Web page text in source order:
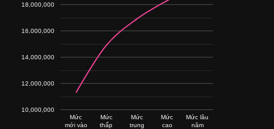
Mức
mới vào
Mức
thấp
Mức
trung
Mức
cao
Mức lâu
năm
10,000,000
12,000,000
14,000,000
16,000,000
18,000,000